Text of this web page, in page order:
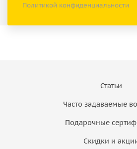
Политикой конфиденциальности
Статьи
Часто задаваемые
Подарочные
Скидки и